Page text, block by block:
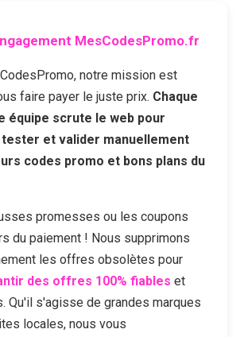
MesCodesPromo.fr
notre mission est
faire payer le juste prix. Chaque
équipe scrute le web pour
tester et valider manuellement
codes promo et bons plans du
promesses ou les coupons
du paiement ! Nous supprimons
les offres obsolètes pour
des offres 100% fiables et
Qu'il s'agisse de grandes marques
locales, nous vous